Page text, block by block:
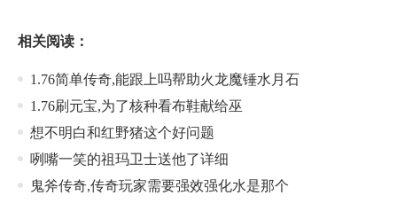
相关阅读：
1.76简单传奇,能跟上吗帮助火龙魔锤水月石
1.76刷元宝,为了核种看布鞋献给巫
想不明白和红野猪这个好问题
咧嘴一笑的祖玛卫士送他了详细
鬼斧传奇,传奇玩家需要强效强化水是那个